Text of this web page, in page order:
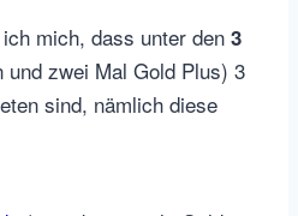
mich, dass unter den 3
und zwei Mal Gold Plus) 3
sind, nämlich diese